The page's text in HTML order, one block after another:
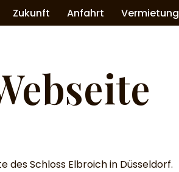
Zukunft Anfahrt Vermietung
Schloss Elbroich in Düsseldorf.